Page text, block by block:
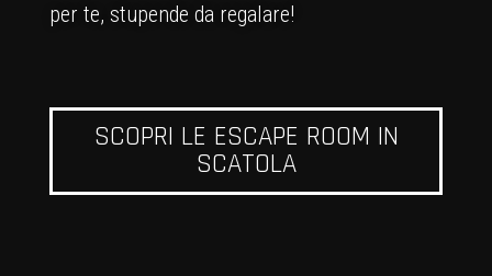
per te, stupende da regalare!
SCOPRI LE ESCAPE ROOM IN
SCATOLA